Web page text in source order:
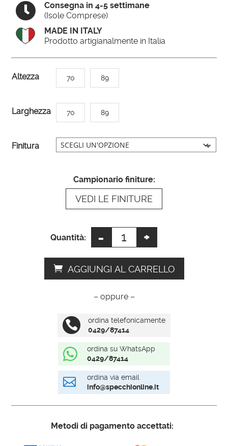

Consegna in 4-5 settimane
(Isole Comprese)
MADE IN ITALY
Prodotto artigianalmente in Italia
Altezza 70 89
Larghezza 70 89
Finitura
Campionario finiture:
VEDI LE FINITURE
Quantità: -
Specchio
da
quantità
+
AGGIUNGI AL CARRELLO
A
e
n
– oppure –

ordina telefonicamente
0429/87414

ordina su WhatsApp
0429/87414

ordina via email
info@specchionline.it
Metodi di pagamento accettati: